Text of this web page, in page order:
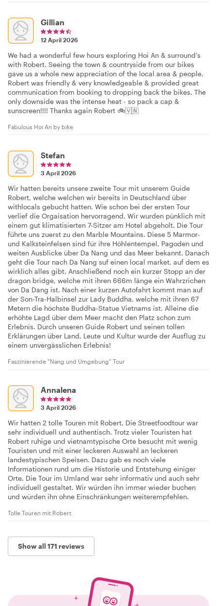
Gillian
12 April 2026
We had a wonderful few hours exploring Hoi An & surround’s
with Robert. Seeing the town & countryside from our bikes
gave us a whole new appreciation of the local area & people.
Robert was friendly & very knowledgeable & provided great
communication from booking to dropping back the bikes. The
only downside was the intense heat - so pack a cap &
sunscreen!!!! Thanks again Robert 🚲🇻🇳
Fabulous Hoi An by bike
Stefan
3 April 2026
Wir hatten bereits unsere zweite Tour mit unserem Guide
Robert, welche welchen wir bereits in Deutschland über
withlocals gebucht hatten. Wie schon bei der ersten Tour
verlief die Orgaisation hervorragend. Wir wurden pünklich mit
einem gut klimatisierten 7-Sitzer am Hotel abgeholt. Die Tour
führte uns zuerst zu den Marble Mountains. Diese 5 Marmor-
und Kalksteinfelsen sind für ihre Höhlentempel, Pagoden und
weiten Ausblicke über Da Nang und das Meer bekannt. Danach
geht die Tour nach Da Nang suf einen local market, auf dem es
wirklich alles gibt. Anschließend noch ein kurzer Stopp an der
dragon bridge, welche mit ihren 666m länge ein Wahrzrichen
von Da Dang ist. Nach einer kurzen Autofahrt kommt man auf
der Son-Tra-Halbinsel zur Lady Buddha, welche mit ihren 67
Metern die höchste Buddha-Statue Vietnams ist. Alleine die
erhöhte Lagd über dem Meer macht den Platz schon zum
Erlebnis. Durch unseren Guide Robert und seinen tollen
Erklärungen über Land, Leute und Kultur wurde der Ausflug zu
einem unvergässlichen Erlebnis!
Faszinierende "Nang und Umgebung" Tour
Annalena
3 April 2026
Wir hatten 2 tolle Touren mit Robert. Die Streetfoodtour war
sehr individuell und authentisch. Trotz vieler Touristen hat
Robert ruhige und vietnamtypische Orte besucht mit wenig
Touristen und mit einer leckeren Auswahl an leckeren
landestypischen Speisen. Dazu gab es noch viele
Informationen rund um die Historie und Entstehung einiger
Orte. Die Tour im Umland war sehr informativ und auch sehr
individuell gestaltet. Wir würden ihn immer wieder buchen
und würden ihn ohne Einschränkungen weiterempfehlen.
Tolle Touren mit Robert
Show all 171 reviews